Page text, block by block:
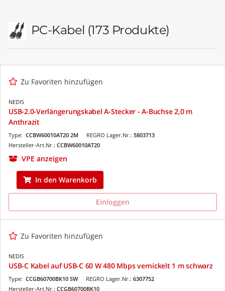
PC-Kabel (173 Produkte)
Zu Favoriten hinzufügen
NEDIS
USB-2.0-Verlängerungskabel A-Stecker - A-Buchse 2,0 m
Anthrazit
REGRO Lager.Nr.: 5803713
Type: CCBW60010AT20 2M
Hersteller-Art.Nr.: CCBW60010AT20
VPE anzeigen
In den Warenkorb
Einloggen
Zu Favoriten hinzufügen
NEDIS
USB-C Kabel auf USB-C 60 W 480 Mbps vernickelt 1 m schwarz
REGRO Lager.Nr.: 6307752
Type: CCGB60700BK10 SW
Hersteller-Art.Nr.: CCGB60700BK10